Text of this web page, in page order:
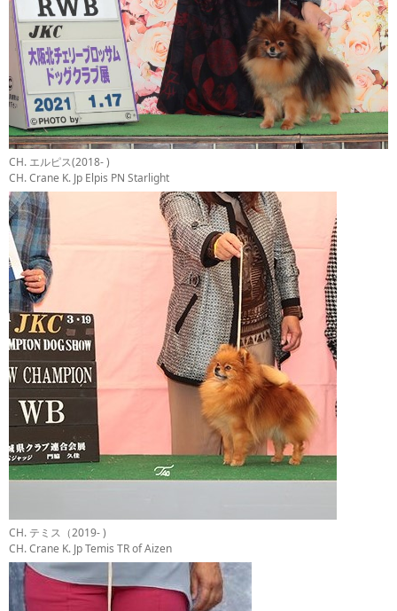
CH. エルピス(2018- )
CH. Crane K. Jp Elpis PN Starlight
CH. テミス（2019- )
CH. Crane K. Jp Temis TR of Aizen